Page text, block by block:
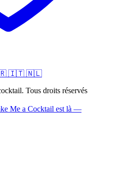
🇮🇹 🇳🇱
Tous droits réservés
Me a Cocktail est là —